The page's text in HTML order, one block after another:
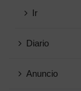
Ir
Diario
Anuncio